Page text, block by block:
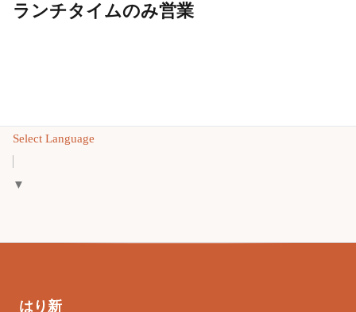
ランチタイムのみ営業
Select Language
▼
はり新